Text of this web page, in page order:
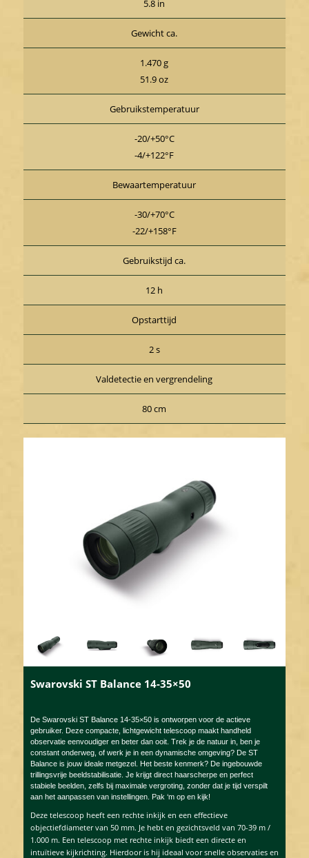
5.8 in
Gewicht ca.
1.470 g
51.9 oz
Gebruikstemperatuur
-20/+50°C
-4/+122°F
Bewaartemperatuur
-30/+70°C
-22/+158°F
Gebruikstijd ca.
12 h
Opstarttijd
2 s
Valdetectie en vergrendeling
80 cm
Swarovski ST Balance 14-35×50
DeSwarovski ST Balance 14-35×50 is ontworpen voor de actieve
gebruiker. Deze compacte, lichtgewicht telescoop maakt handheld
observatie eenvoudiger en beter dan ooit. Trek je de natuur in, ben je
constant onderweg, of werk je in een dynamische omgeving? De ST
Balance is jouw ideale metgezel. Het beste kenmerk? De ingebouwde
trillingsvrije beeldstabilisatie. Je krijgt direct haarscherpe en perfect
stabiele beelden, zelfs bij maximale vergroting, zonder dat je tijd verspilt
aan het aanpassen van instellingen. Pak ‘m op en kijk!
Deze telescoop heeft een rechte inkijk en een effectieve
objectiefdiameter van 50 mm. Je hebt en gezichtsveld van 70-39 m /
1.000 m. Een telescoop met rechte inkijk biedt een directe en
intuïtieve kijkrichting. Hierdoor is hij ideaal voor snelle observaties en